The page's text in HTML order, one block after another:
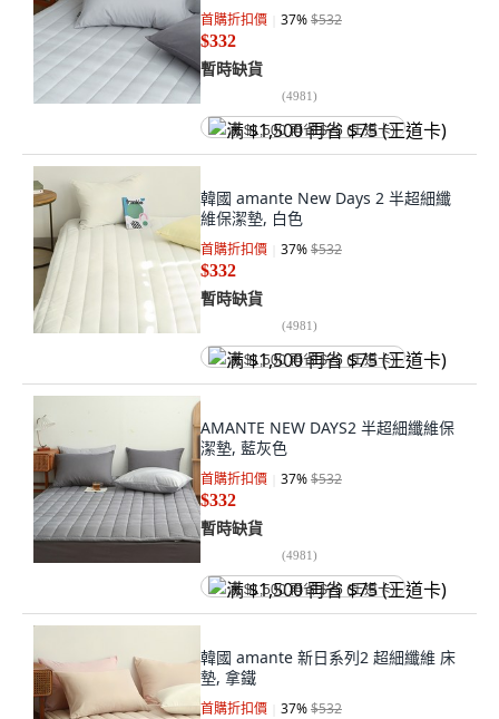
首購折扣價 37%$532
$332
暫時缺貨
(4981)
满 $1,500 再省 $75 (王道卡)
韓國 amante New Days 2 半超細纖
維保潔墊, 白色
首購折扣價 37%$532
$332
暫時缺貨
(4981)
满 $1,500 再省 $75 (王道卡)
AMANTE NEW DAYS2 半超細纖維保
潔墊, 藍灰色
首購折扣價 37%$532
$332
暫時缺貨
(4981)
满 $1,500 再省 $75 (王道卡)
韓國 amante 新日系列2 超細纖維 床
墊, 拿鐵
首購折扣價 37%$532